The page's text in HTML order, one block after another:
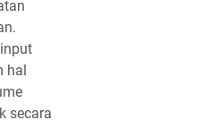
hal
secara